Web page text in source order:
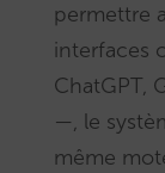
permettre
interfaces
ChatGPT,
—, le
même